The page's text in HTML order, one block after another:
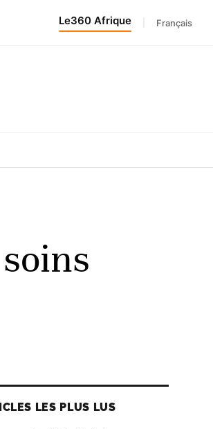
Le360 Afrique Français
LES PLUS LUS